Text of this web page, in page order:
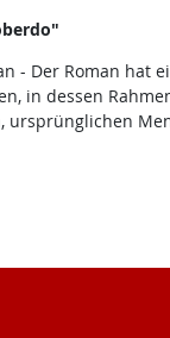
- Der Roman hat
in dessen